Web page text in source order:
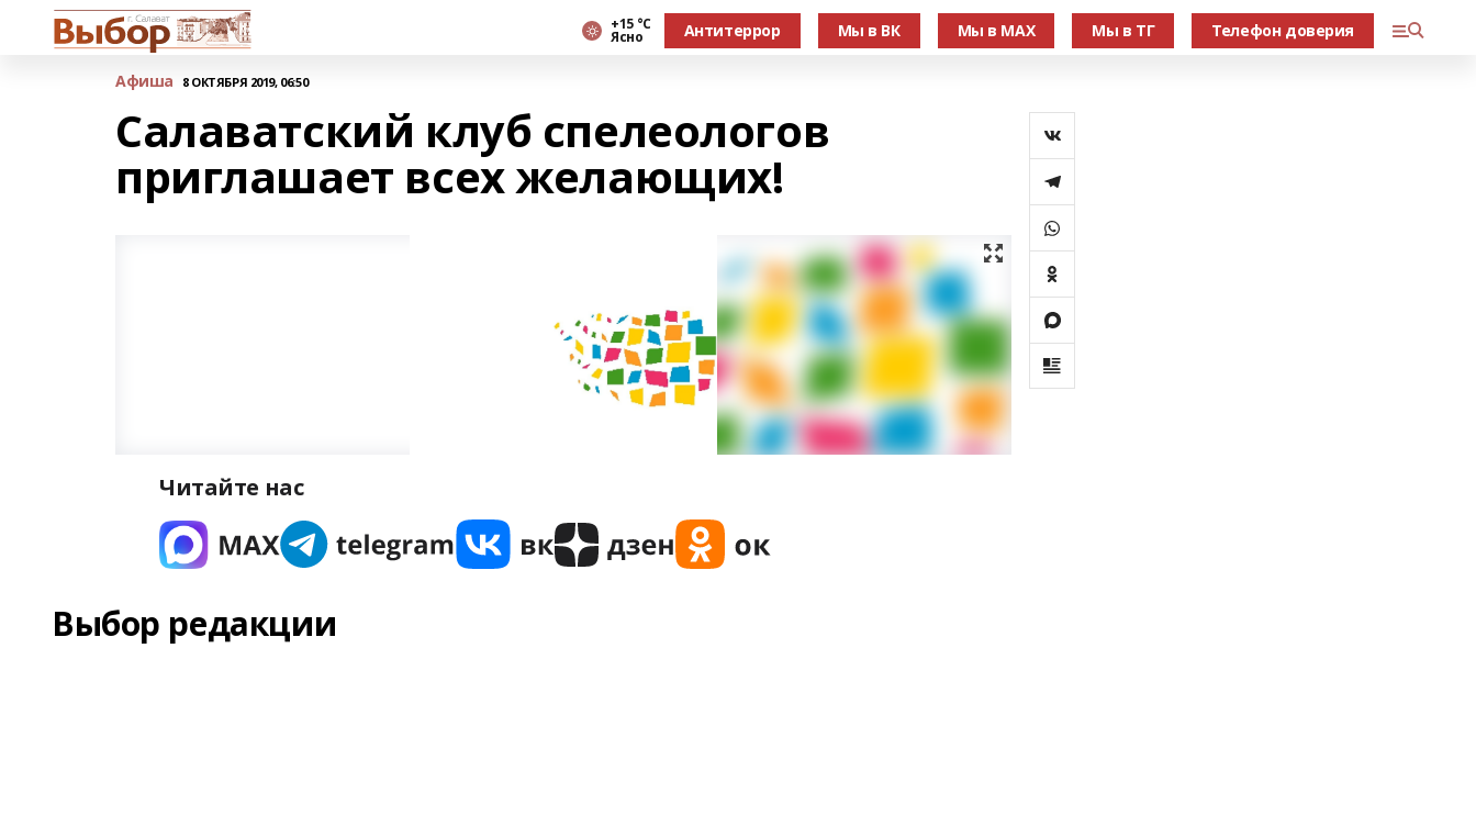
+15 °С
Ясно Антитеррор Мы в ВК Мы в МАХ Мы в ТГ Телефон доверия
Афиша 8 ОКТЯБРЯ 2019, 06:50
Салаватский клуб спелеологов
приглашает всех желающих!
Читайте нас
Выбор редакции